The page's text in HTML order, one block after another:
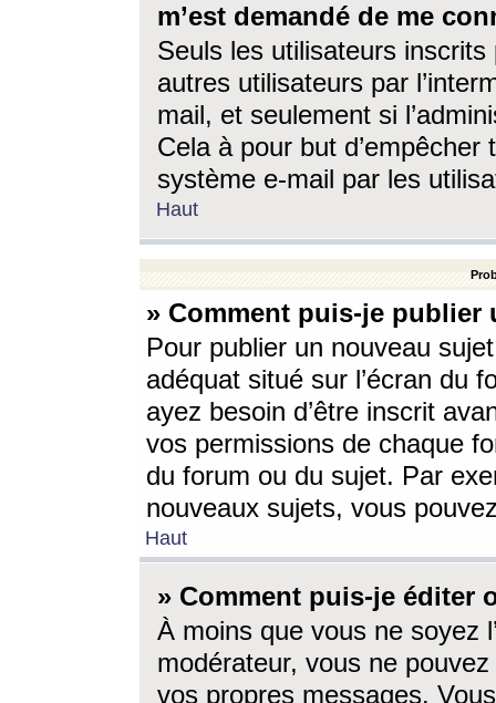
m’est demandé de me
Seuls les utilisateurs
autres utilisateurs par
mail, et seulement si
Cela à pour but
système e-mail par les
Haut
» Comment puis-je
Pour publier un nouveau
adéquat situé sur l’écran du
ayez besoin d’être inscrit
vos permissions de chaque
du forum ou du sujet. Par
nouveaux sujets, vous
Haut
» Comment puis-je éditer
À moins que vous ne soyez
modérateur, vous ne
vos propres messages.